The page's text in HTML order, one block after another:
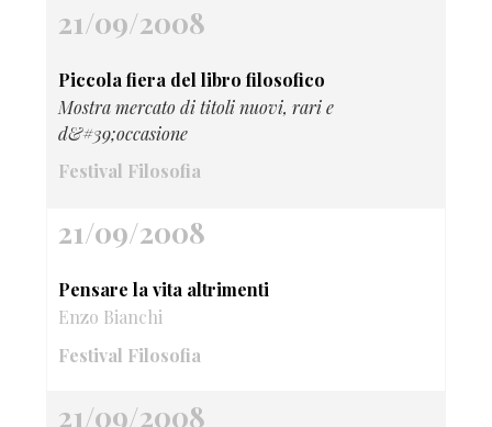
21/09/2008
Piccola fiera del libro filosofico
Mostra mercato di titoli nuovi, rari e
d&#39;occasione
Festival Filosofia
21/09/2008
Pensare la vita altrimenti
Enzo Bianchi
Festival Filosofia
21/09/2008